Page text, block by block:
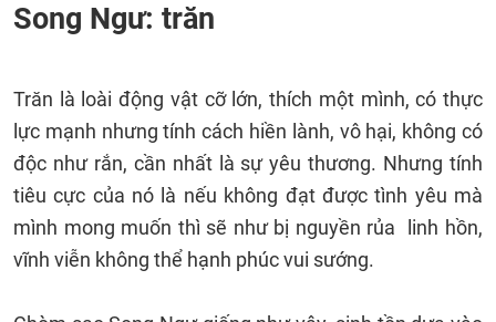
Song Ngư: trăn
Trăn là loài động vật cỡ lớn, thích một mình, có thực
lực mạnh nhưng tính cách hiền lành, vô hại, không có
độc như rắn, cần nhất là sự yêu thương. Nhưng tính
tiêu cực của nó là nếu không đạt được tình yêu mà
mình mong muốn thì sẽ như bị nguyền rủa linh hồn,
vĩnh viễn không thể hạnh phúc vui sướng.